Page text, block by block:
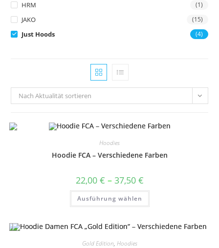
HRM (1)
JAKO (15)
Just Hoods (4)
Nach Aktualität sortieren
Hoodies
Hoodie FCA – Verschiedene Farben
22,00 € – 37,50 €Preisspanne:
22,00 €
bis
Ausführung wählen
Dieses
weist
auf.
Gold Edition, Hoodies